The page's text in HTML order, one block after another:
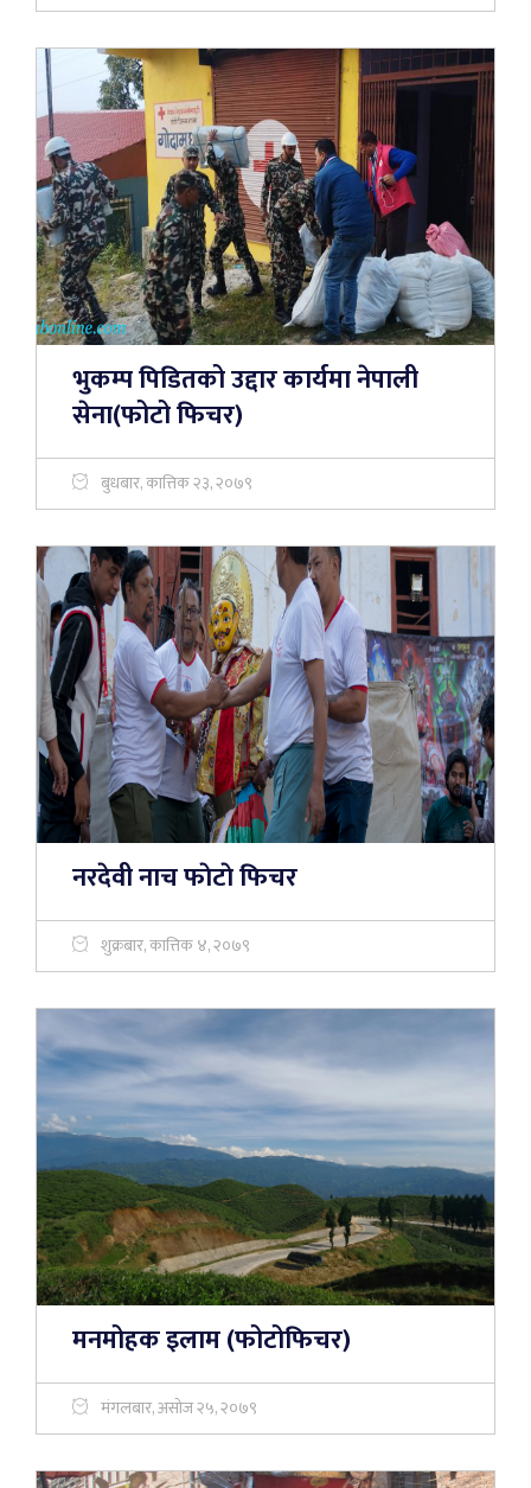
भुकम्प पिडितको उद्दार कार्यमा नेपाली
सेना(फोटो फिचर)
बुधबार, कात्तिक २३, २०७९
नरदेवी नाच फाेटाे फिचर
शुक्रबार, कात्तिक ४, २०७९
मनमोहक इलाम (फोटोफिचर)
मंगलबार, असोज २५, २०७९